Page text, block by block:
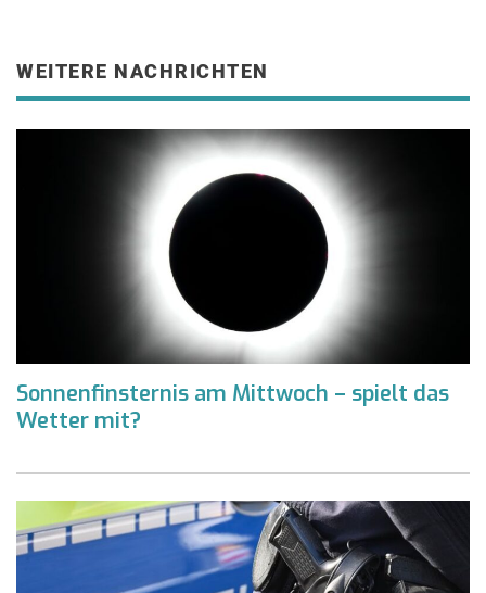
WEITERE NACHRICHTEN
Sonnenfinsternis am Mittwoch – spielt das
Wetter mit?